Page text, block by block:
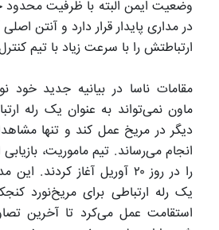
وضعیت ایمن البته با ظرفیت محدود
در مداری پایدار قرار دارد و آنتن
ارتباطتش را با سرعت زیاد با تیم
مقامات ناسا در بیانیه جدید خود
ماون نمی‌تواند به عنوان یک رله
دیگر در مریخ عمل کند و تنها
انجام می‌رساند. تیم ماموریت،
را در روز ۲۰ آوریل آغاز
یک رله ارتباطی برای مریخ‌نورد
استقامت عمل می‌کرد تا آخرین